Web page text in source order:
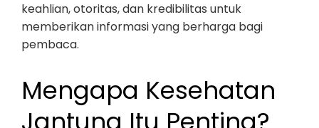
keahlian, otoritas, dan kredibilitas untuk
memberikan informasi yang berharga bagi
pembaca.
Mengapa Kesehatan